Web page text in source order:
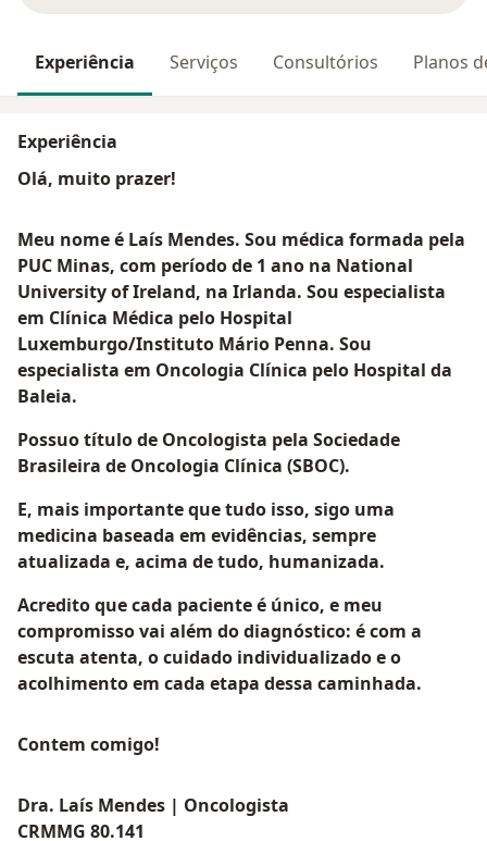
Experiência Serviços Consultórios Planos
Experiência
Olá, muito prazer!
Meu nome é Laís Mendes. Sou médica formada pela
PUC Minas, com período de 1 ano na National
University of Ireland, na Irlanda. Sou especialista
em Clínica Médica pelo Hospital
Luxemburgo/Instituto Mário Penna. Sou
especialista em Oncologia Clínica pelo Hospital da
Baleia.
Possuo título de Oncologista pela Sociedade
Brasileira de Oncologia Clínica (SBOC).
E, mais importante que tudo isso, sigo uma
medicina baseada em evidências, sempre
atualizada e, acima de tudo, humanizada.
Acredito que cada paciente é único, e meu
compromisso vai além do diagnóstico: é com a
escuta atenta, o cuidado individualizado e o
acolhimento em cada etapa dessa caminhada.
Contem comigo!
Dra. Laís Mendes | Oncologista
CRMMG 80.141